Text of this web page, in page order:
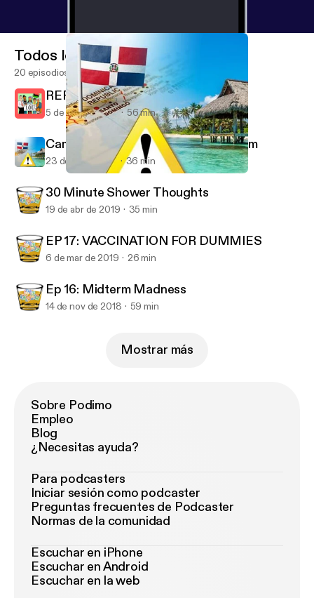
Adult KindergarDen
Todos los episodios
20 episodios
REPARATIONS FOR SLAVERY
5 de sep de 2019 56 min
Campaign Against Dominican Tourism
23 de jul de 2019 36 min
30 Minute Shower Thoughts
19 de abr de 2019 35 min
EP 17: VACCINATION FOR DUMMIES
6 de mar de 2019 26 min
Ep 16: Midterm Madness
14 de nov de 2018 59 min
Mostrar más
Sobre Podimo
Empleo
Blog
¿Necesitas ayuda?
Para podcasters
Iniciar sesión como podcaster
Preguntas frecuentes de Podcaster
Normas de la comunidad
Escuchar en iPhone
Escuchar en Android
Escuchar en la web